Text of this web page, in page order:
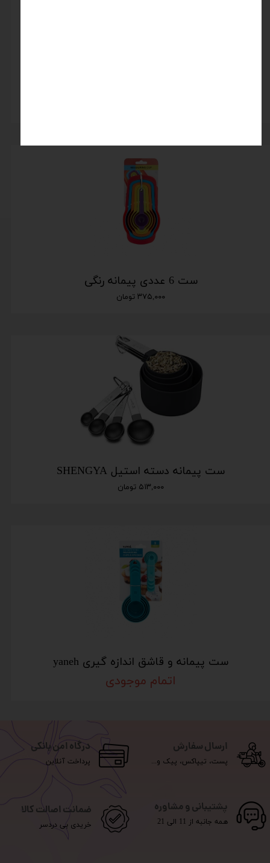
ست 6 عددی پیمانه رنگی
۳۷۵,۰۰۰ تومان
ست پیمانه دسته استیل SHENGYA
۵۱۳,۰۰۰ تومان
ست پیمانه و قاشق اندازه گیری yaneh
اتمام موجودی
ارسال سفارش
پست، تیپاکس، پیک و...
درگاه امن بانکی
پرداخت آنلاین
پشتیبانی و مشاوره
همه جانبه از 11 الی 21
ضمانت اصالت کالا
خریدی بی دردسر